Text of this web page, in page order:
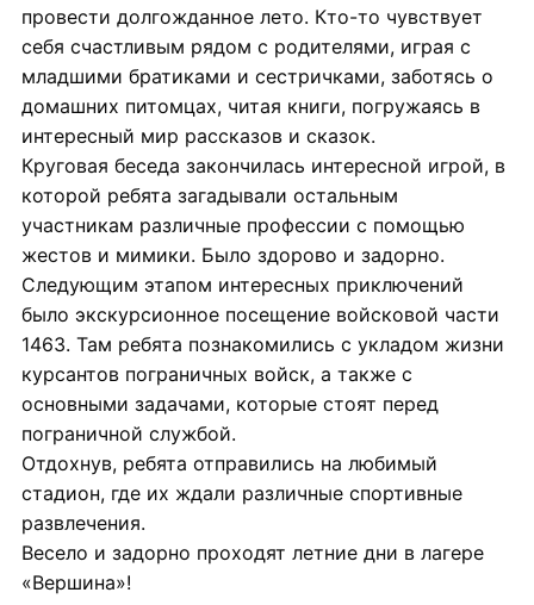
провести долгожданное лето. Кто-то чувствует
себя счастливым рядом с родителями, играя с
младшими братиками и сестричками, заботясь о
домашних питомцах, читая книги, погружаясь в
интересный мир рассказов и сказок.
Круговая беседа закончилась интересной игрой, в
которой ребята загадывали остальным
участникам различные профессии с помощью
жестов и мимики. Было здорово и задорно.
Следующим этапом интересных приключений
было экскурсионное посещение войсковой части
1463. Там ребята познакомились с укладом жизни
курсантов пограничных войск, а также с
основными задачами, которые стоят перед
пограничной службой.
Отдохнув, ребята отправились на любимый
стадион, где их ждали различные спортивные
развлечения.
Весело и задорно проходят летние дни в лагере
«Вершина»!